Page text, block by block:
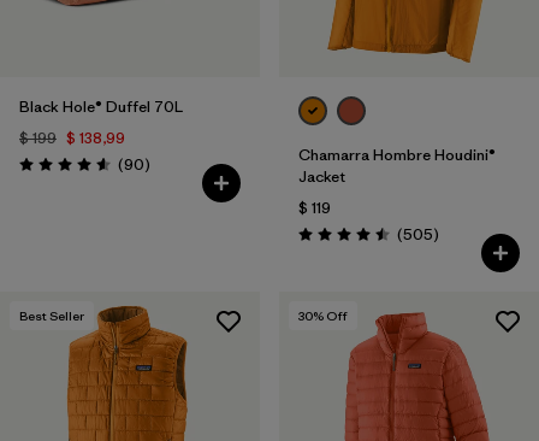
Black Hole® Duffel 70L
$ 199 $ 138,99
Valoración: 4.6 / 5
(90Comentarios
)
Chamarra Hombre Houdini®
Jacket
$ 119
Valoración: 4.5 / 5
(505Comentarios
)
Best Seller 30% Off